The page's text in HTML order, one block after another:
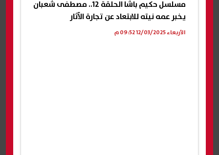
مسلسل حكيم باشا الحلقة 12.. مصطفى شعبان
يخبر عمه نيته للابتعاد عن تجارة الآثار
الأربعاء 12/03/2025 09:52 م